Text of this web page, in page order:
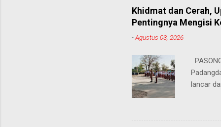
"Saya
sangat
Khidmat dan Cerah,
Pentingnya Mengisi
-Agustus 03, 2026
lancar
penting